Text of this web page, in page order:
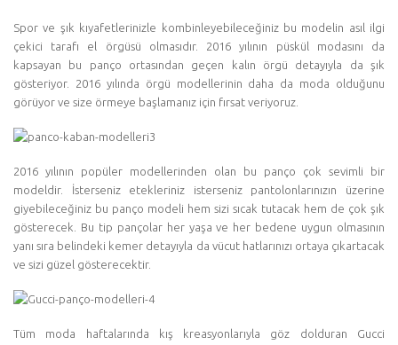
Spor ve şık kıyafetlerinizle kombinleyebileceğiniz bu modelin asıl ilgi
çekici tarafı el örgüsü olmasıdır. 2016 yılının püskül modasını da
kapsayan bu panço ortasından geçen kalın örgü detayıyla da şık
gösteriyor. 2016 yılında örgü modellerinin daha da moda olduğunu
görüyor ve size örmeye başlamanız için fırsat veriyoruz.
2016 yılının popüler modellerinden olan bu panço çok sevimli bir
modeldir. İsterseniz etekleriniz isterseniz pantolonlarınızın üzerine
giyebileceğiniz bu panço modeli hem sizi sıcak tutacak hem de çok şık
gösterecek. Bu tip pançolar her yaşa ve her bedene uygun olmasının
yanı sıra belindeki kemer detayıyla da vücut hatlarınızı ortaya çıkartacak
ve sizi güzel gösterecektir.
Tüm moda haftalarında kış kreasyonlarıyla göz dolduran Gucci